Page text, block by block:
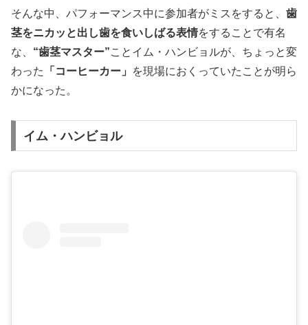
そんな中、パフォーマンス中に参加者がミスをすると、 歯
茎をニカッと出し歯を食いしばる表情をすることで有名
な、 “歯茎マスター”ことイム・ハンビョルが、ちょっと変
わった
「コーヒーカー」
を現場におくっていたことが明ら
かになった。
イム・ハンビョル